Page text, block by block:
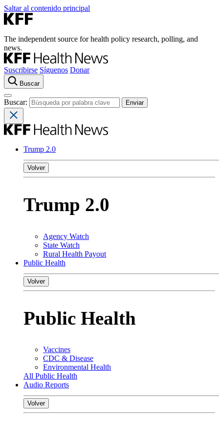
Saltar al contenido principal
The independent source for health policy research, polling, and
news.
Suscribirse Síguenos Donar
Buscar
Buscar:
Trump 2.0
Volver
Trump 2.0
Agency Watch
State Watch
Rural Health Payout
Public Health
Volver
Public Health
Vaccines
CDC & Disease
Environmental Health
All Public Health
Audio Reports
Volver